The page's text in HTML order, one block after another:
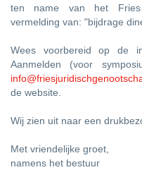
ten name van het Fries
vermelding van: "bijdrage
Wees voorbereid op de
Aanmelden (voor
de website.
Wij zien uit naar een
Met vriendelijke groet,
namens het bestuur